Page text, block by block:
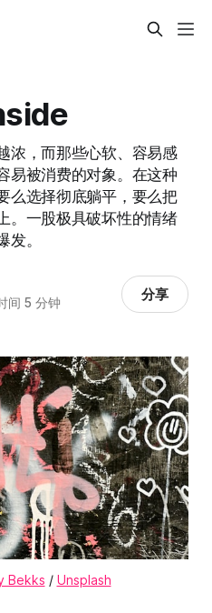
浓，而那些心软、容易感
易被消费的对象。在这种
么选择彻底躺平，要么把
。一股极具破坏性的情绪
。
间 5 分钟 分享
Bekks / Unsplash